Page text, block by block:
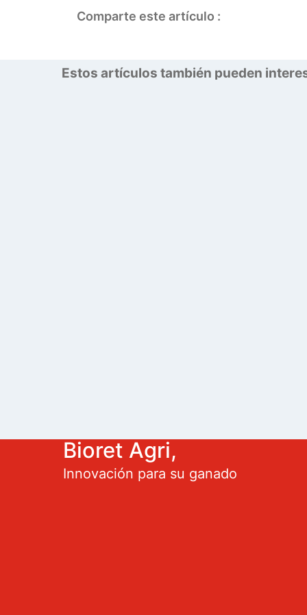
Comparte este artículo :
Estos artículos también pueden
Bioret Agri,
Innovación para su ganado